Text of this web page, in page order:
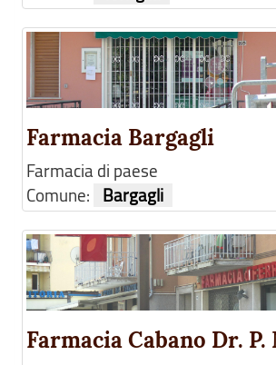
Farmacia Bargagli
Farmacia di paese
Comune:
Bargagli
Farmacia Cabano Dr.